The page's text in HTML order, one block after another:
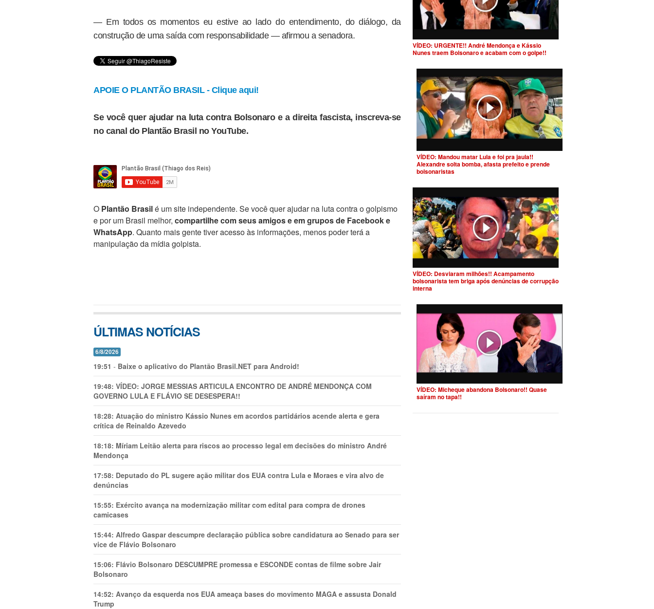
— Em todos os momentos eu estive ao lado do entendimento, do diálogo, da
construção de uma saída com responsabilidade — afirmou a senadora.
APOIE O PLANTÃO BRASIL - Clique aqui!
Se você quer ajudar na luta contra Bolsonaro e a direita fascista, inscreva-se
no canal do Plantão Brasil no YouTube.
O Plantão Brasilé um site independente. Se você quer ajudar na luta contra o golpismo
e por um Brasil melhor, compartilhe com seus amigos e em grupos de Facebook e
WhatsApp. Quanto mais gente tiver acesso às informações, menos poder terá a
manipulação da mídia golpista.
ÚLTIMAS NOTÍCIAS
6/8/2026
19:51 - Baixe o aplicativo do Plantão Brasil.NET para Android!
19:48: VÍDEO: JORGE MESSIAS ARTICULA ENCONTRO DE ANDRÉ MENDONÇA COM
GOVERNO LULA E FLÁVIO SE DESESPERA!!
18:28: Atuação do ministro Kássio Nunes em acordos partidários acende alerta e gera
crítica de Reinaldo Azevedo
18:18: Míriam Leitão alerta para riscos ao processo legal em decisões do ministro André
Mendonça
17:58: Deputado do PL sugere ação militar dos EUA contra Lula e Moraes e vira alvo de
denúncias
15:55: Exército avança na modernização militar com edital para compra de drones
camicases
15:44: Alfredo Gaspar descumpre declaração pública sobre candidatura ao Senado para ser
vice de Flávio Bolsonaro
15:06: Flávio Bolsonaro DESCUMPRE promessa e ESCONDE contas de filme sobre Jair
Bolsonaro
14:52: Avanço da esquerda nos EUA ameaça bases do movimento MAGA e assusta Donald
Trump
VÍDEO: URGENTE!! André Mendonça e Kássio
Nunes traem Bolsonaro e acabam com o golpe!!
VÍDEO: Mandou matar Lula e foi pra jaula!!
Alexandre solta bomba, afasta prefeito e prende
bolsonaristas
VÍDEO: Desviaram milhões!! Acampamento
bolsonarista tem briga após denúncias de corrupção
interna
VÍDEO: Micheque abandona Bolsonaro!! Quase
saíram no tapa!!